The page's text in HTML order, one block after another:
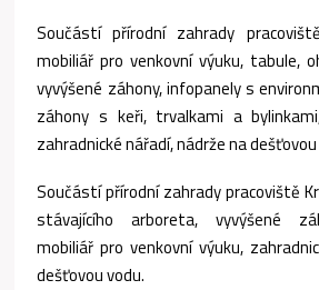
Součástí přírodní zahrady
mobiliář pro venkovní výuku, tabule,
vyvýšené záhony, infopanely s
záhony s keři, trvalkami a
zahradnické nářadí, nádrže na
Součástí přírodní zahrady pracoviště
stávajícího arboreta, vyvýšené
mobiliář pro venkovní výuku,
dešťovou vodu.